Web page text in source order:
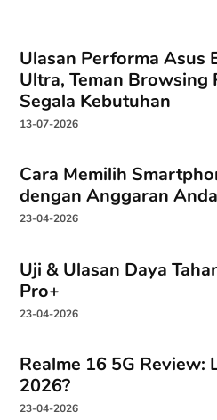
Ulasan Performa Asus
Ultra, Teman Browsing
Segala Kebutuhan
13-07-2026
Cara Memilih
dengan Anggaran Anda
23-04-2026
Uji & Ulasan Daya
Pro+
23-04-2026
Realme 16 5G Review:
2026?
23-04-2026